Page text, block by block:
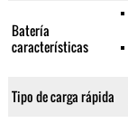
Batería
características
Tipo de carga rápida